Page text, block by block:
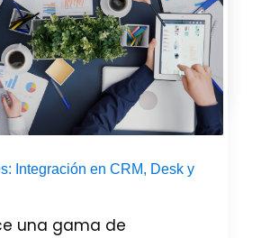
asegurando la
GENERAL ,ZOHO
Integración en CRM, Desk y
una gama de